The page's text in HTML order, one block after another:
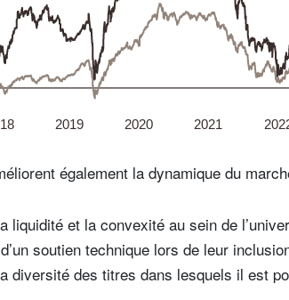
également la dynamique du
liquidité et la convexité au sein de
soutien technique lors de leur
diversité des titres dans lesquels il est